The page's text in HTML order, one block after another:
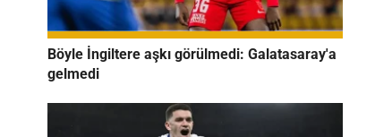
Böyle İngiltere aşkı görülmedi: Galatasaray'a
gelmedi